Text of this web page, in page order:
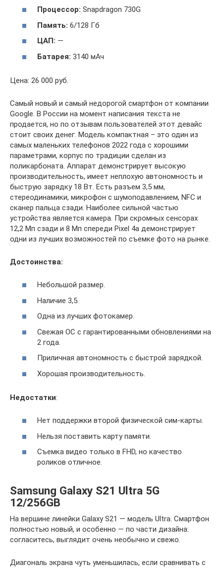
Процессор: Snapdragon 730G
Память: 6/128 Гб
ЦАП: —
Батарея: 3140 мАч
Цена: 26 000 руб.
Самый новый и самый недорогой смартфон от компании
Google. В России на момент написания текста не
продается, но по отзывам пользователей этот девайс
стоит своих денег. Модель компактная – это один из
самых маленьких телефонов 2022 года с хорошими
параметрами, корпус по традиции сделан из
поликарбоната. Аппарат демонстрирует высокую
производительность, имеет неплохую автономность и
быструю зарядку 18 Вт. Есть разъем 3,5 мм,
стереодинамики, микрофон с шумоподавлением, NFC и
сканер пальца сзади. Наиболее сильной частью
устройства является камера. При скромных сенсорах
12,2 Мп сзади и 8 Мп спереди Pixel 4a демонстрирует
одни из лучших возможностей по съемке фото на рынке.
Достоинства:
Небольшой размер.
Наличие 3,5.
Одна из лучших фотокамер.
Свежая ОС с гарантированными обновлениями на
2 года.
Приличная автономность с быстрой зарядкой.
Хорошая производительность.
Недостатки:
Нет поддержки второй физической сим-карты.
Нельзя поставить карту памяти.
Съемка видео только в FHD, но качество
роликов отличное.
Samsung Galaxy S21 Ultra 5G
12/256GB
На вершине линейки Galaxy S21 — модель Ultra. Смартфон
полностью новый, и особенно — по части дизайна:
согласитесь, выглядит очень необычно и свежо.
Диагональ экрана чуть уменьшилась, если сравнивать с